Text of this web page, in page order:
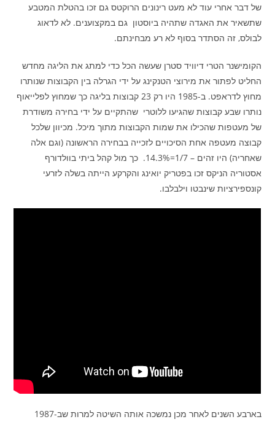
של דבר אחרי עוד לא מעט רינונים הרוקטס גם זכו בהטלת המטבע
שתשאיר את האגדה שתהיה ביוסטון גם במקצוענים. לא לדאוג
לבולס, זה הסתדר בסוף לא רע מבחינתם.
הקומישנר הטרי דיוויד סטרן שעשה הכל כדי למתג את הליגה מחדש
החליט לפתור את מירוצי הטנקינג על ידי הגרלה בין הקבוצות שנותרו
מחוץ לדראפט. ב-1985 היו רק 23 קבוצות בליגה כך שמחוץ לפלייאוף
נותרו שבע קבוצות שהגיעו ללוטרי שהתקיים על ידי בחירה משודרת
של מעטפות שהכילו את שמות הקבוצות מתוך מיכל. מכיוון שלכל
קבוצה מעטפה אחת הסיכויים לזכייה בבחירה הראשונה (וגם אלה
שאחריה) היו זהים – 1/7=14.3%. כך מול קהל ביתי בוולדורף
אסטוריה הניקס זכו בפטריק יואינג והקרקע הייתה בשלה לזרעי
קונספירציות שינבטו וילבלבו.
בארבע השנים לאחר מכן נמשכה אותה השיטה למרות שב-1987